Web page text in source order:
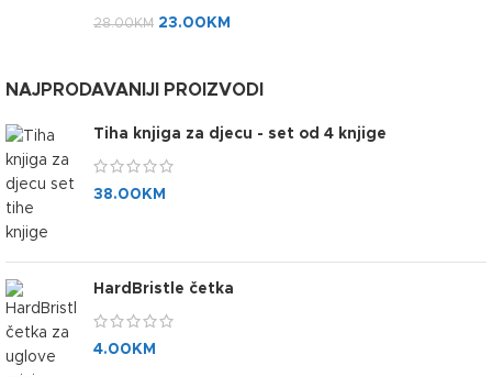
28.00KM 23.00 KM
NAJPRODAVANIJI PROIZVODI
Tiha knjiga za djecu - set od 4 knjige
38.00 KM
HardBristle četka
4.00 KM